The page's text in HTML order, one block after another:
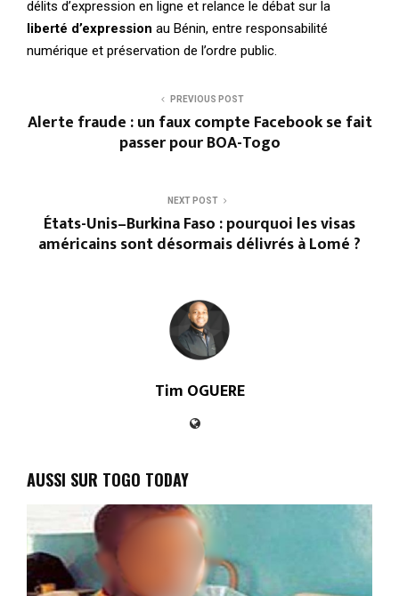
délits d’expression en ligne et relance le débat sur la
liberté d’expression au Bénin, entre responsabilité
numérique et préservation de l’ordre public.
PREVIOUS POST
Alerte fraude : un faux compte Facebook se fait
passer pour BOA-Togo
NEXT POST
États-Unis–Burkina Faso : pourquoi les visas
américains sont désormais délivrés à Lomé ?
Tim OGUERE
AUSSI SUR TOGO TODAY